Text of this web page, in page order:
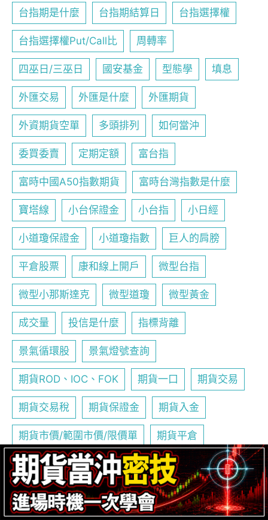
台指期是什麼 台指期結算日 台指選擇權
台指選擇權Put/Call比 周轉率
四巫日/三巫日 國安基金 型態學 填息
外匯交易 外匯是什麼 外匯期貨
外資期貨空單 多頭排列 如何當沖
委買委賣 定期定額 富台指
富時中國A50指數期貨 富時台灣指數是什麼
寶塔線 小台保證金 小台指 小日經
小道瓊保證金 小道瓊指數 巨人的肩膀
平倉股票 康和線上開戶 微型台指
微型小那斯達克 微型道瓊 微型黃金
成交量 投信是什麼 指標背離
景氣循環股 景氣燈號查詢
期貨ROD、IOC、FOK 期貨一口 期貨交易
期貨交易稅 期貨保證金 期貨入金
期貨市價/範圍市價/限價單 期貨平倉
期貨手續費 期貨指數 期貨教學
期貨斷頭 期貨是什麼 期貨未平倉